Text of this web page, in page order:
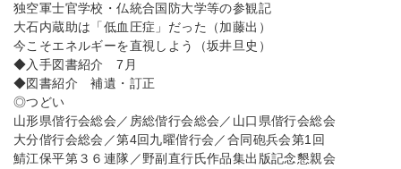
独空軍士官学校・仏統合国防大学等の参観記
大石内蔵助は「低血圧症」だった（加藤出）
今こそエネルギーを直視しよう（坂井旦史）
◆入手図書紹介 7月
◆図書紹介 補遺・訂正
◎つどい
山形県偕行会総会／房総偕行会総会／山口県偕行会総会
大分偕行会総会／第4回九曜偕行会／合同砲兵会第1回
鯖江保平第３６連隊／野副直行氏作品集出版記念懇親会